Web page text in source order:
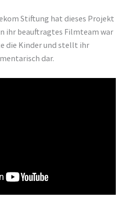
Stiftung hat dieses Projekt
ihr beauftragtes Filmteam war
die Kinder und stellt ihr
dar.